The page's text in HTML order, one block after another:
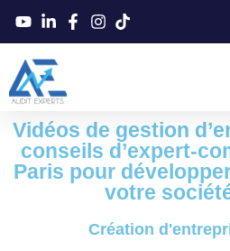
Vidéos de gestion
conseils d’expert-
Paris pour
votre
Création